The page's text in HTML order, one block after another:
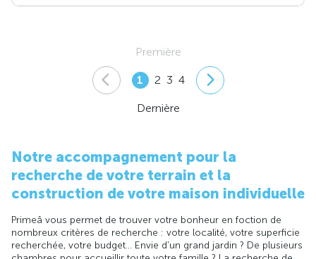
Première
1 2 3 4
Dernière
Notre accompagnement pour la
recherche de votre terrain et la
construction de votre maison individuelle
Primeâ vous permet de trouver votre bonheur en foction de
nombreux critères de recherche : votre localité, votre superficie
recherchée, votre budget... Envie d'un grand jardin ? De plusieurs